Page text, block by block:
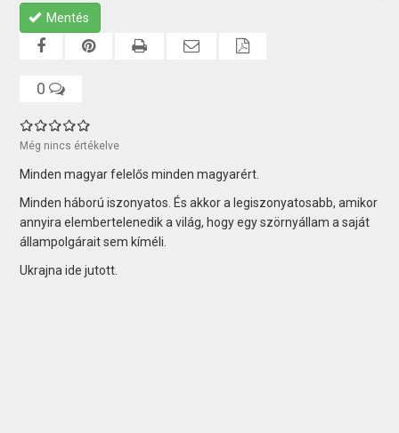
Mentés
0
Még nincs értékelve
Minden magyar felelős minden magyarért.
Minden háború iszonyatos. És akkor a legiszonyatosabb, amikor
annyira elembertelenedik a világ, hogy egy szörnyállam a saját
állampolgárait sem kíméli.
Ukrajna ide jutott.